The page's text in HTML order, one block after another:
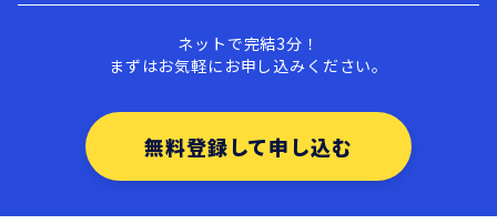
ネットで完結3分！
まずはお気軽にお申し込みください。
無料登録して申し込む